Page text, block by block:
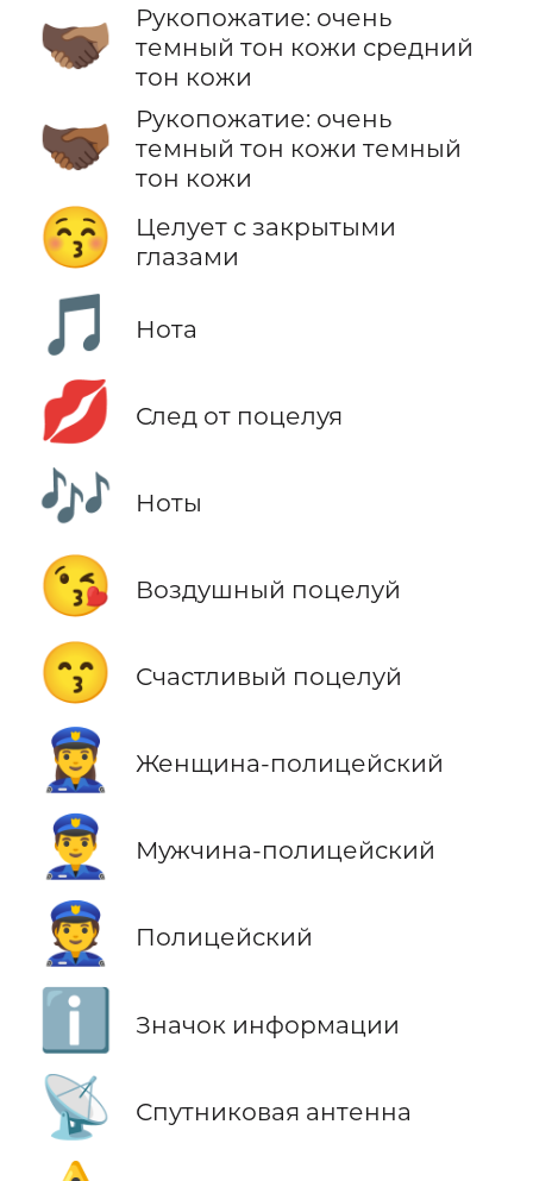
🫱🏿‍🫲🏽
Рукопожатие: очень
темный тон кожи средний
тон кожи
🫱🏿‍🫲🏾
Рукопожатие: очень
темный тон кожи темный
тон кожи
😚
Целует с закрытыми
глазами
🎵 Нота
💋 След от поцелуя
🎶 Ноты
😘 Воздушный поцелуй
😙 Счастливый поцелуй
👮‍♀️ Женщина-полицейский
👮‍♂️ Мужчина-полицейский
👮 Полицейский
ℹ️ Значок информации
📡 Спутниковая антенна